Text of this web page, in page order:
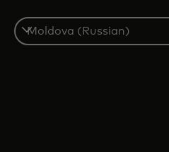
Select
a
country